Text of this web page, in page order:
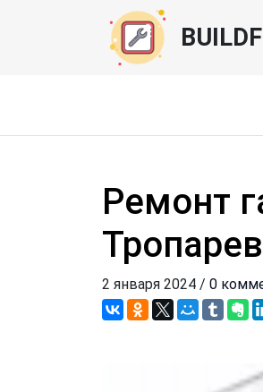
Ремонт
2 января 2024 / 0